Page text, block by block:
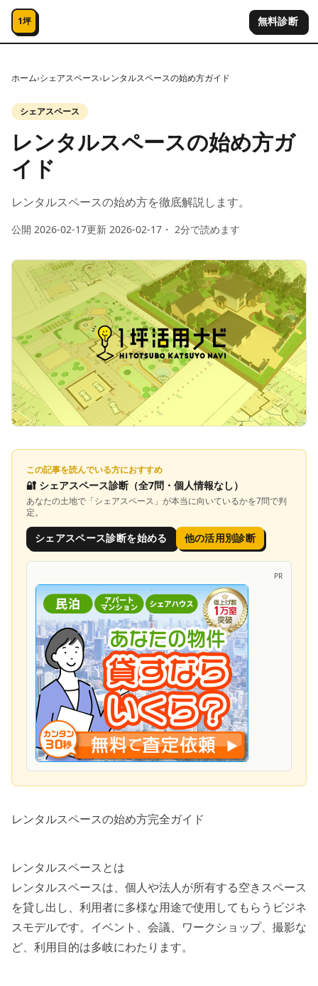
コンテンツへスキップ
1坪 無料診断
ホーム›シェアスペース›レンタルスペースの始め方ガイド
シェアスペース
レンタルスペースの始め方ガ
イド
レンタルスペースの始め方を徹底解説します。
公開 2026-02-17更新 2026-02-17 ・ 2分で読めます
この記事を読んでいる方におすすめ
🔐 シェアスペース診断 （全7問・個人情報なし）
あなたの土地で「シェアスペース 」が本当に向いているかを7問で判
定。
シェアスペース診断を始める 他の活用別診断
PR
レンタルスペースの始め方完全ガイド
レンタルスペースとは
レンタルスペースは、個人や法人が所有する空きスペース
を貸し出し、利用者に多様な用途で使用してもらうビジネ
スモデルです。イベント、会議、ワークショップ、撮影な
ど、利用目的は多岐にわたります。